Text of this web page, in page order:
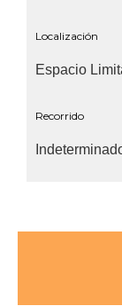
Localización
Espacio
Recorrido